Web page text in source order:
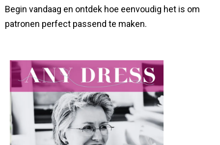
Begin vandaag en ontdek hoe eenvoudig het is om
patronen perfect passend te maken.